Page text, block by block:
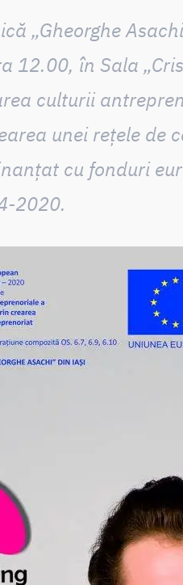
„Gheorghe
12.00, în Sala
culturii
unei rețele de
cu fonduri
2020.